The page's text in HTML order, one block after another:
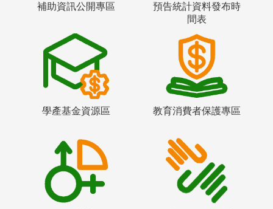
補助資訊公開專區
預告統計資料發布時
間表
學產基金資源區 教育消費者保護專區